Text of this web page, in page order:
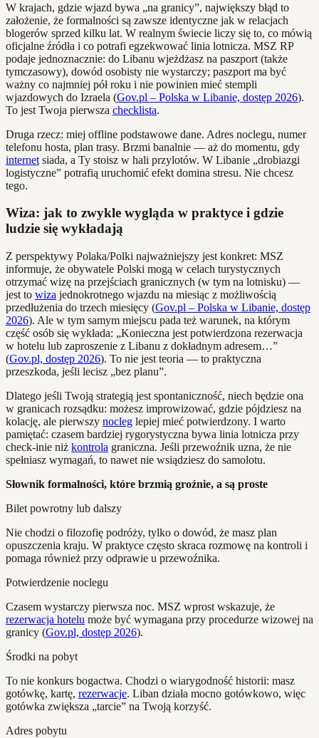
W krajach, gdzie wjazd bywa „na granicy”, największy błąd to
założenie, że formalności są zawsze identyczne jak w relacjach
blogerów sprzed kilku lat. W realnym świecie liczy się to, co mówią
oficjalne źródła i co potrafi egzekwować linia lotnicza. MSZ RP
podaje jednoznacznie: do Libanu wjeżdżasz na paszport (także
tymczasowy), dowód osobisty nie wystarczy; paszport ma być
ważny co najmniej pół roku i nie powinien mieć stempli
wjazdowych do Izraela (Gov.pl – Polska w Libanie, dostęp 2026).
To jest Twoja pierwsza checklista.
Druga rzecz: miej offline podstawowe dane. Adres noclegu, numer
telefonu hosta, plan trasy. Brzmi banalnie — aż do momentu, gdy
internet siada, a Ty stoisz w hali przylotów. W Libanie „drobiazgi
logistyczne” potrafią uruchomić efekt domina stresu. Nie chcesz
tego.
Wiza: jak to zwykle wygląda w praktyce i gdzie
ludzie się wykładają
Z perspektywy Polaka/Polki najważniejszy jest konkret: MSZ
informuje, że obywatele Polski mogą w celach turystycznych
otrzymać wizę na przejściach granicznych (w tym na lotnisku) —
jest to wiza jednokrotnego wjazdu na miesiąc z możliwością
przedłużenia do trzech miesięcy (Gov.pl – Polska w Libanie, dostęp
2026). Ale w tym samym miejscu pada też warunek, na którym
część osób się wykłada: „Konieczna jest potwierdzona rezerwacja
w hotelu lub zaproszenie z Libanu z dokładnym adresem…”
(Gov.pl, dostęp 2026). To nie jest teoria — to praktyczna
przeszkoda, jeśli lecisz „bez planu”.
Dlatego jeśli Twoją strategią jest spontaniczność, niech będzie ona
w granicach rozsądku: możesz improwizować, gdzie pójdziesz na
kolację, ale pierwszy nocleg lepiej mieć potwierdzony. I warto
pamiętać: czasem bardziej rygorystyczna bywa linia lotnicza przy
check-inie niż kontrola graniczna. Jeśli przewoźnik uzna, że nie
spełniasz wymagań, to nawet nie wsiądziesz do samolotu.
Słownik formalności, które brzmią groźnie, a są proste
Bilet powrotny lub dalszy
Nie chodzi o filozofię podróży, tylko o dowód, że masz plan
opuszczenia kraju. W praktyce często skraca rozmowę na kontroli i
pomaga również przy odprawie u przewoźnika.
Potwierdzenie noclegu
Czasem wystarczy pierwsza noc. MSZ wprost wskazuje, że
rezerwacja hotelu może być wymagana przy procedurze wizowej na
granicy (Gov.pl, dostęp 2026).
Środki na pobyt
To nie konkurs bogactwa. Chodzi o wiarygodność historii: masz
gotówkę, kartę, rezerwacje. Liban działa mocno gotówkowo, więc
gotówka zwiększa „tarcie” na Twoją korzyść.
Adres pobytu